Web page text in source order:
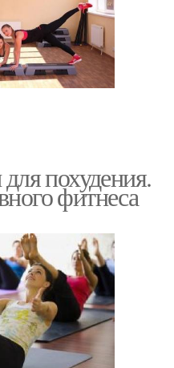
похудения.
фитнеса